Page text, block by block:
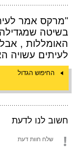
"מרקס אמר
בשיטה
האומללות ,
לעיתים עשויה
החיפוש הגדול
חשוב לנו לדעת
שלח חוות דעת